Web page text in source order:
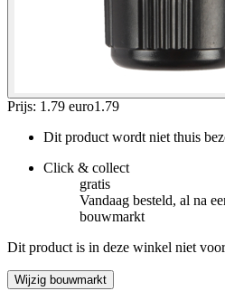
Prijs: 1.79 euro1 .79
Dit product wordt niet thuis
Click & collect
gratis
Vandaag besteld, al na
bouwmarkt
Dit product is in deze winkel niet
Wijzig bouwmarkt